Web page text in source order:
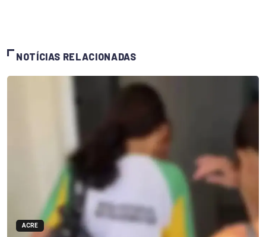
NOTÍCIAS RELACIONADAS
ACRE